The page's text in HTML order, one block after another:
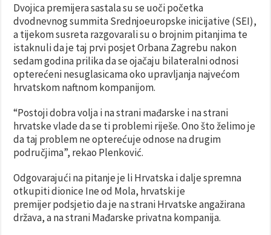
Dvojica premijera sastala su se uoči početka
dvodnevnog summita Srednjoeuropske inicijative (SEI),
a tijekom susreta razgovarali su o brojnim pitanjima te
istaknuli da je taj prvi posjet Orbana Zagrebu nakon
sedam godina prilika da se ojačaju bilateralni odnosi
opterećeni nesuglasicama oko upravljanja najvećom
hrvatskom naftnom kompanijom.
“Postoji dobra volja i na strani mađarske i na strani
hrvatske vlade da se ti problemi riješe. Ono što želimo je
da taj problem ne opterećuje odnose na drugim
područjima”, rekao Plenković.
Odgovarajući na pitanje je li Hrvatska i dalje spremna
otkupiti dionice Ine od Mola, hrvatski je
premijer podsjetio da je na strani Hrvatske angažirana
država, a na strani Mađarske privatna kompanija.